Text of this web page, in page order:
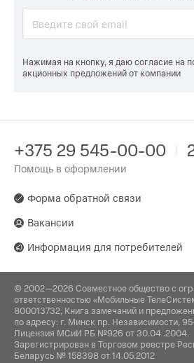
Нажимая на кнопку, я даю согласие на
акционных предложений от компании
+375 29 545-00-00
Помощь в оформлении
Форма обратной связи
Вакансии
Информация для потребителей
© 2002—2026 Совместное общество с
ответственностью «Мобильные
800013732, Книга замечаний и
по адресу: г. Минск пр. Независимости,
Лицензия МСиИ РБ №926 от 30.04 .2004.
Зарегистрирован в Торговом реестре
Беларусь № 158398 от 14.05.2012